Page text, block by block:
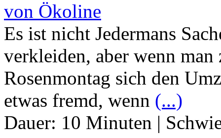
von Ökoline
Es ist nicht Jedermans
verkleiden, aber wenn man
Rosenmontag sich den
etwas fremd, wenn (...)
Dauer: 10 Minuten |